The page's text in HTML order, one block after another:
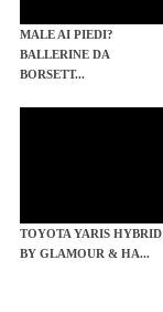
MALE AI PIEDI?
BALLERINE DA
BORSETT...
TOYOTA YARIS HYBRID
BY GLAMOUR & HA...